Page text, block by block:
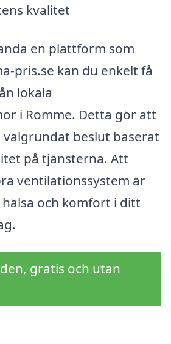
kvalitet
en plattform som
pris.se kan du enkelt få
lokala
i Romme. Detta gör att
beslut baserat
på tjänsterna. Att
ventilationssystem är
och komfort i ditt
gratis och utan